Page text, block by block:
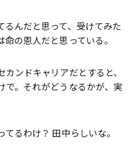
んだと思って、受けてみた
の恩人だと思っている。
ンドキャリアだとすると、
で。それがどうなるかが、実
るわけ？ 田中らしいな。